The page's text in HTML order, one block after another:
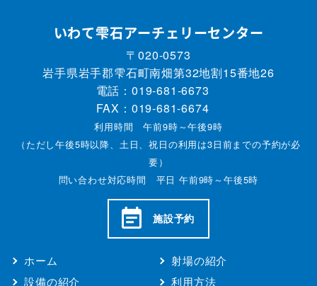
いわて雫石アーチェリーセンター
〒020-0573
岩手県岩手郡雫石町南畑第32地割15番地26
電話： 019-681-6673
FAX：019-681-6674
利用時間 午前9時～午後9時
（ただし午後5時以降、土日、祝日の利用は3日前までの予約が必
要）
問い合わせ対応時間 平日 午前9時～午後5時
施設予約
ホーム
射場の紹介
設備の紹介
利用方法